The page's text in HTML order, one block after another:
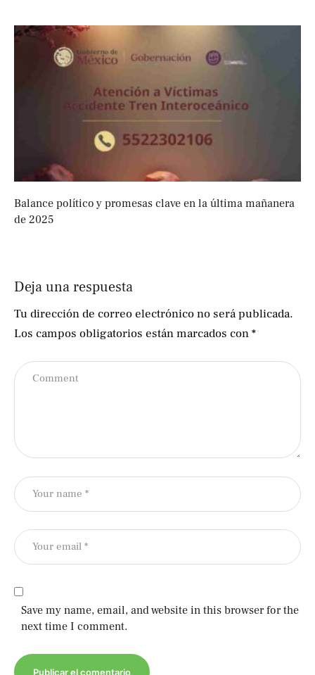
Balance político y promesas clave en la última mañanera
de 2025
Deja una respuesta
Tu dirección de correo electrónico no será publicada.
Los campos obligatorios están marcados con*
Save my name, email, and website in this browser for the
next time I comment.